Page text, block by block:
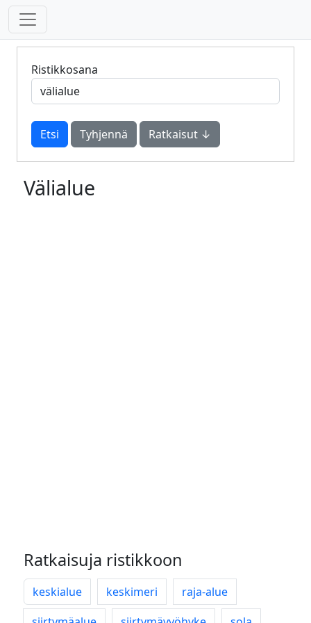
Ristikkosana
Tyhjennä Ratkaisut ↓
Välialue
Ratkaisuja ristikkoon
keskialue keskimeri
raja-alue